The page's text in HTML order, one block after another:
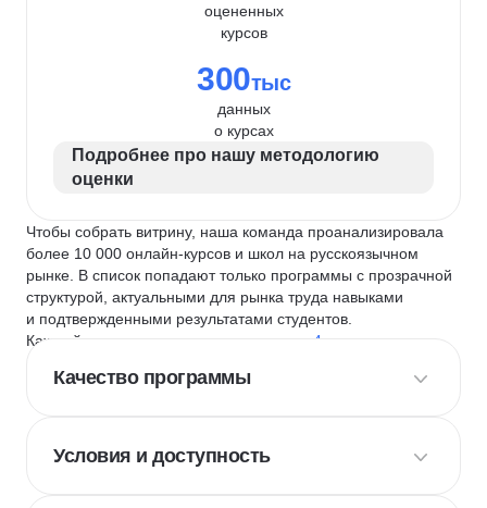
оцененных
курсов
300тыс
данных
о курсах
Подробнее про нашу методологию
оценки
Чтобы собрать витрину, наша команда проанализировала
более 10 000 онлайн-курсов и школ на русскоязычном
рынке. В список попадают только программы с прозрачной
структурой, актуальными для рынка труда навыками
и подтвержденными результатами студентов.
Каждый курс и школу мы оцениваем по
4 критериям
Качество программы
Условия и доступность